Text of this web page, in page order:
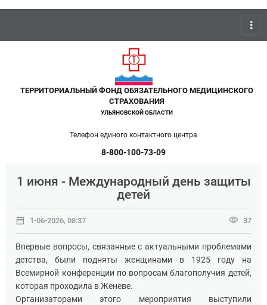
more_vert
ТЕРРИТОРИАЛЬНЫЙ ФОНД ОБЯЗАТЕЛЬНОГО МЕДИЦИНСКОГО
СТРАХОВАНИЯ
УЛЬЯНОВСКОЙ ОБЛАСТИ
Телефон единого контактного центра
8-800-100-73-09
1 июня - Международный день защиты
детей
date_range 1-06-2026, 08:37 visibility 37
Впервые вопросы, связанные с актуальными проблемами
детства, были подняты женщинами в 1925 году на
Всемирной конференции по вопросам благополучия детей,
которая проходила в Женеве.
Организаторами этого мероприятия выступили